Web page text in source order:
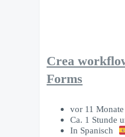
Crea
Forms
vor 11 Monate
Ca. 1 Stunde
In Spanisch